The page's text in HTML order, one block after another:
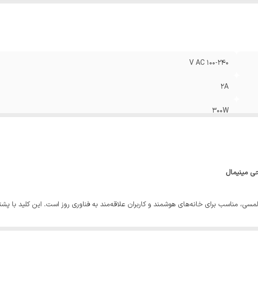
100-240 V AC
2A
300W
به سبکی هوشمند، شیک و کاربردی هستید، این کلید یک انتخاب مناسب و اقتصادی خواهد بود.